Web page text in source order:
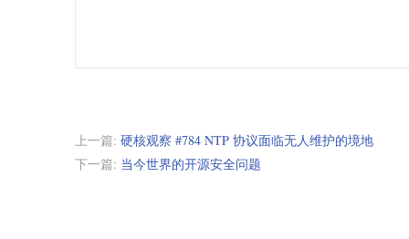
上一篇: 硬核观察 #784 NTP 协议面临无人维护的境地
下一篇: 当今世界的开源安全问题